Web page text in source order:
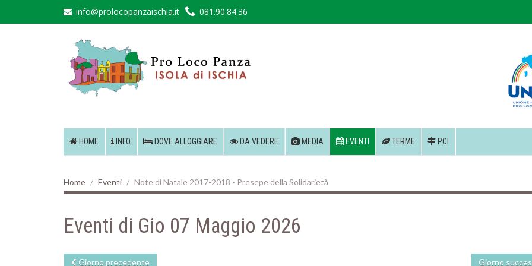
info@prolocopanzaischia.it 081.90.84.36
HOME INFO DOVE ALLOGGIARE DA VEDERE MEDIA EVENTI TERME PCI
Home Eventi Note di Natale 2017-2018 - Presepe della Solidarietà
Eventi di Gio 07 Maggio 2026
Giorno precedente Giorno